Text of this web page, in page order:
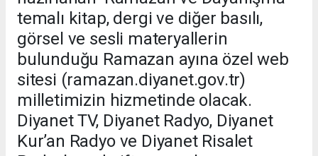
temalı kitap, dergi ve diğer basılı,
görsel ve sesli materyallerin
bulunduğu Ramazan ayına özel web
sitesi (ramazan.diyanet.gov.tr)
milletimizin hizmetinde olacak.
Diyanet TV, Diyanet Radyo, Diyanet
Kur’an Radyo ve Diyanet Risalet